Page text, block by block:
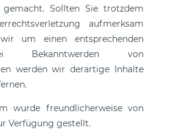
Sollten Sie trotzdem
aufmerksam
um einen entsprechenden
Bekanntwerden von
werden wir derartige Inhalte
wurde freundlicherweise von
Verfügung gestellt.